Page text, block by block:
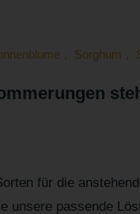
, Sorghum ,
für die
unsere passende